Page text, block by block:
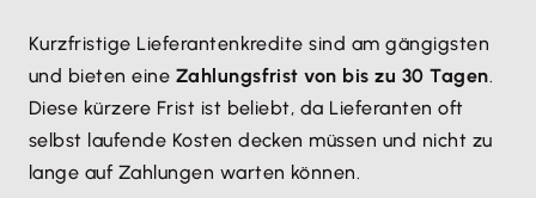
Kurzfristige Lieferantenkredite sind am gängigsten
und bieten eine Zahlungsfrist von bis zu 30 Tagen.
Diese kürzere Frist ist beliebt, da Lieferanten oft
selbst laufende Kosten decken müssen und nicht zu
lange auf Zahlungen warten können.